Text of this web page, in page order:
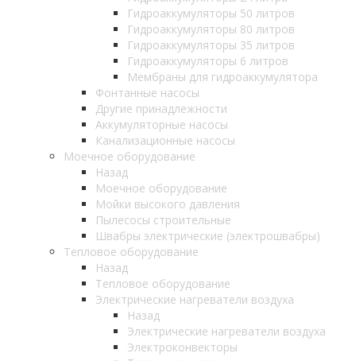
Гидроаккумуляторы 50 литров
Гидроаккумуляторы 80 литров
Гидроаккумуляторы 35 литров
Гидроаккумуляторы 6 литров
Мембраны для гидроаккумулятора
Фонтанные насосы
Другие принадлежности
Аккумуляторные насосы
Канализационные насосы
Моечное оборудование
Назад
Моечное оборудование
Мойки высокого давления
Пылесосы строительные
Швабры электрические (электрошвабры)
Тепловое оборудование
Назад
Тепловое оборудование
Электрические нагреватели воздуха
Назад
Электрические нагреватели воздуха
Электроконвекторы